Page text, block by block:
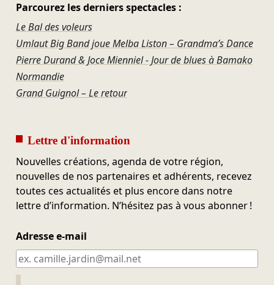
Parcourez les derniers spectacles :
Le Bal des voleurs
Umlaut Big Band joue Melba Liston – Grandma’s Dance
Pierre Durand & Joce Mienniel - Jour de blues à Bamako
Normandie
Grand Guignol – Le retour
Lettre d'information
Nouvelles créations, agenda de votre région,
nouvelles de nos partenaires et adhérents, recevez
toutes ces actualités et plus encore dans notre
lettre d’information. N’hésitez pas à vous abonner !
Adresse e-mail